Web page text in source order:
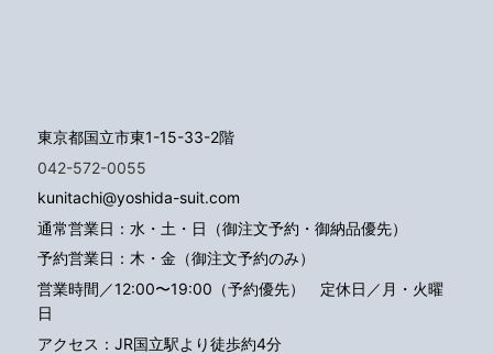
東京都国立市東1-15-33-2階
042-572-0055
kunitachi@yoshida-suit.com
通常営業日：水・土・日（御注文予約・御納品優先）
予約営業日：木・金（御注文予約のみ）
営業時間／12:00〜19:00（予約優先） 定休日／月・火曜
日
アクセス：JR国立駅より徒歩約4分